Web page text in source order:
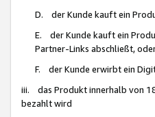
D. der Kunde kauft ein
E. der Kunde kauft ein
Partner-Links abschließt,
F. der Kunde erwirbt ein
iii. das Produkt innerhalb von
bezahlt wird